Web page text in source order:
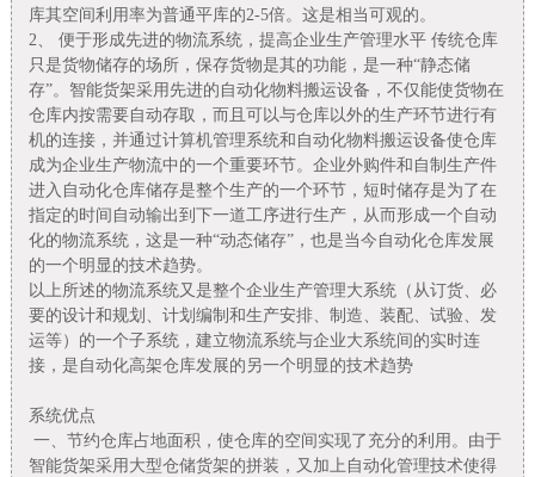
库其空间利用率为普通平库的2-5倍。这是相当可观的。
2、 便于形成先进的物流系统，提高企业生产管理水平 传统仓库
只是货物储存的场所，保存货物是其的功能，是一种“静态储
存”。 智能货架采用先进的自动化物料搬运设备，不仅能使货物在
仓库内按需要自动存取，而且可以与仓库以外的生产环节进行有
机的连接，并通过计算机管理系统和自动化物料搬运设备使仓库
成为企业生产物流中的一个重要环节。企业外购件和自制生产件
进入自动化仓库储存是整个生产的一个环节，短时储存是为了在
指定的时间自动输出到下一道工序进行生产，从而形成一个自动
化的物流系统，这是一种“动态储存”，也是当今自动化仓库发展
的一个明显的技术趋势。
以上所述的物流系统又是整个企业生产管理大系统（从订货、必
要的设计和规划、计划编制和生产安排、制造、装配、试验、发
运等）的一个子系统，建立物流系统与企业大系统间的实时连
接，是自动化高架仓库发展的另一个明显的技术趋势
系统优点
一、节约仓库占地面积，使仓库的空间实现了充分的利用。由于
智能货架采用大型仓储货架的拼装，又加上自动化管理技术使得